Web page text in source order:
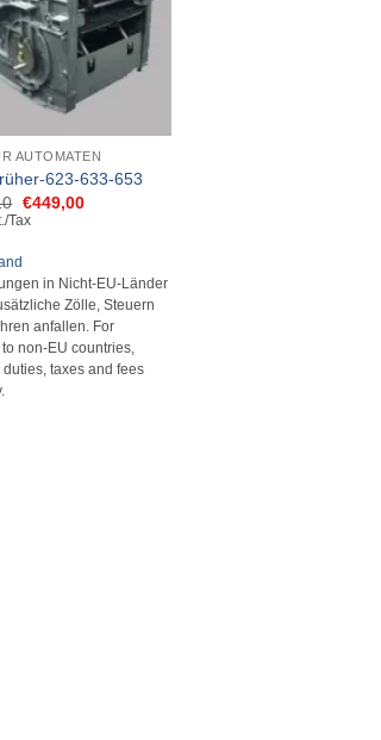
AUTOMATEN
623-633-653
Ursprünglicher
Preis
€449,00Aktueller
Tax
in Nicht-EU-Länder
Zölle, Steuern
anfallen. For
non-EU countries,
taxes and fees